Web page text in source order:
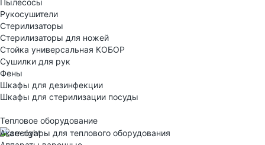
Рукосушители
Стерилизаторы
Стерилизаторы для ножей
Стойка универсальная КОБОР
Сушилки для рук
Фены
Шкафы для дезинфекции
Шкафы для стерилизации посуды
Тепловое оборудование
Аксессуары для теплового оборудования